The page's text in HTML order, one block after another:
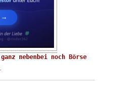
nebenbei noch Börse